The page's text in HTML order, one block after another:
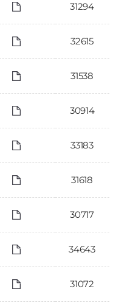
31294
32615
31538
30914
33183
31618
30717
34643
31072